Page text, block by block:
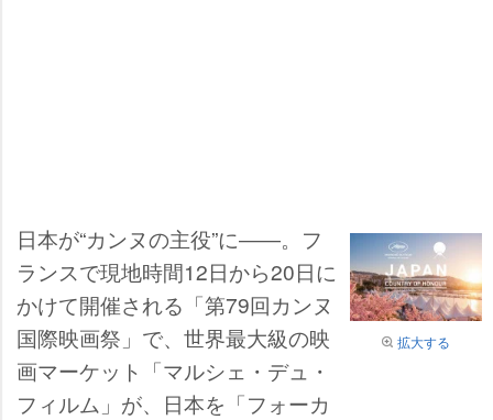
拡大する
日本が“カンヌの主役”に――。フ
ランスで現地時間12日から20日に
かけて開催される「第79回カンヌ
国際映画祭」で、世界最大級の映
画マーケット「マルシェ・デュ・
フィルム」が、日本を「フォーカ